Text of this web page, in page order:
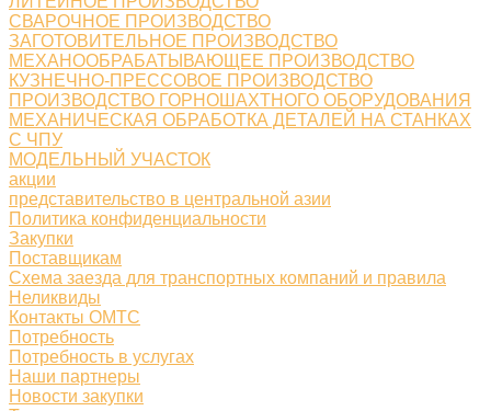
СВАРОЧНОЕ ПРОИЗВОДСТВО
ЗАГОТОВИТЕЛЬНОЕ ПРОИЗВОДСТВО
МЕХАНООБРАБАТЫВАЮЩЕЕ ПРОИЗВОДСТВО
КУЗНЕЧНО-ПРЕССОВОЕ ПРОИЗВОДСТВО
ПРОИЗВОДСТВО ГОРНОШАХТНОГО ОБОРУДОВАНИЯ
МЕХАНИЧЕСКАЯ ОБРАБОТКА ДЕТАЛЕЙ НА СТАНКАХ
С ЧПУ
МОДЕЛЬНЫЙ УЧАСТОК
акции
представительство в центральной азии
Политика конфиденциальности
Закупки
Поставщикам
Схема заезда для транспортных компаний и правила
Неликвиды
Контакты ОМТС
Потребность
Потребность в услугах
Наши партнеры
Новости закупки